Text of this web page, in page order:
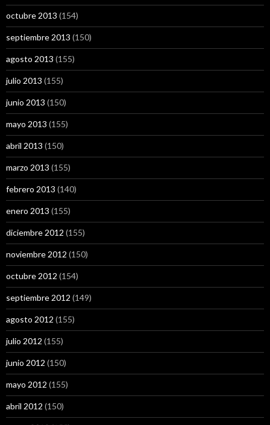
octubre 2013 (154)
septiembre 2013 (150)
agosto 2013 (155)
julio 2013 (155)
junio 2013 (150)
mayo 2013 (155)
abril 2013 (150)
marzo 2013 (155)
febrero 2013 (140)
enero 2013 (155)
diciembre 2012 (155)
noviembre 2012 (150)
octubre 2012 (154)
septiembre 2012 (149)
agosto 2012 (155)
julio 2012 (155)
junio 2012 (150)
mayo 2012 (155)
abril 2012 (150)